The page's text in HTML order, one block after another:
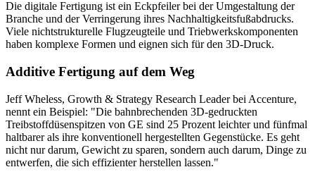
Die digitale Fertigung ist ein Eckpfeiler bei der Umgestaltung der
Branche und der Verringerung ihres Nachhaltigkeitsfußabdrucks.
Viele nichtstrukturelle Flugzeugteile und Triebwerkskomponenten
haben komplexe Formen und eignen sich für den 3D-Druck.
Additive Fertigung auf dem Weg
Jeff Wheless, Growth & Strategy Research Leader bei Accenture,
nennt ein Beispiel: "Die bahnbrechenden 3D-gedruckten
Treibstoffdüsenspitzen von GE sind 25 Prozent leichter und fünfmal
haltbarer als ihre konventionell hergestellten Gegenstücke. Es geht
nicht nur darum, Gewicht zu sparen, sondern auch darum, Dinge zu
entwerfen, die sich effizienter herstellen lassen."